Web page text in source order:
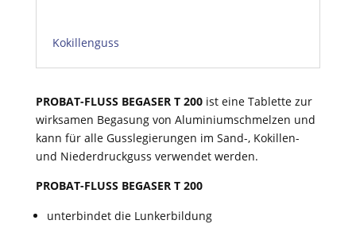
Kokillenguss
PROBAT-FLUSS BEGASER T 200ist eine Tablette zur
wirksamen Begasung von Aluminiumschmelzen und
kann für alle Gusslegierungen im Sand-, Kokillen-
und Niederdruckguss verwendet werden.
PROBAT-FLUSS BEGASER T 200
unterbindet die Lunkerbildung